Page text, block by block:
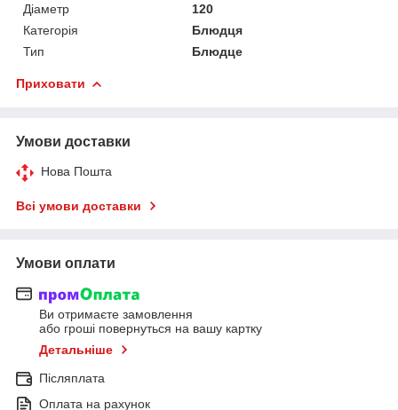
Діаметр
120
Категорія
Блюдця
Тип
Блюдце
Приховати
Умови доставки
Нова Пошта
Всі умови доставки
Умови оплати
Ви отримаєте замовлення
або гроші повернуться на вашу картку
Детальніше
Післяплата
Оплата на рахунок